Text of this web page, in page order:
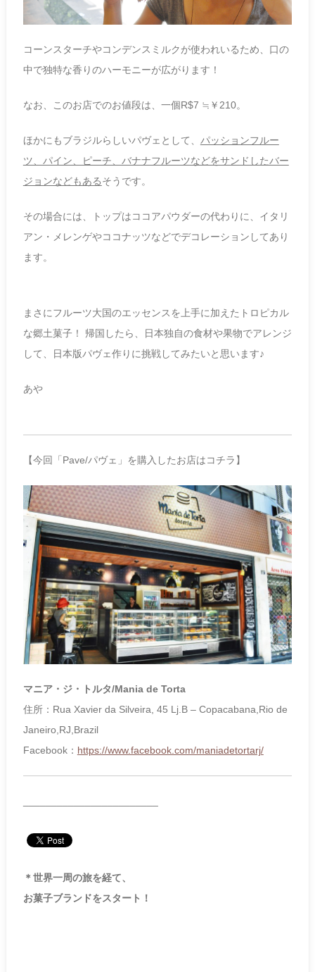
コーンスターチやコンデンスミルクが使われいるため、口の
中で独特な香りのハーモニーが広がります！
なお、このお店でのお値段は、一個R$7 ≒￥210。
ほかにもブラジルらしいパヴェとして、 パッションフルー
ツ、パイン、ピーチ、バナナフルーツなどをサンドしたバー
ジョンなどもあるそうです。
その場合には、トップはココアパウダーの代わりに、イタリ
アン・メレンゲやココナッツなどでデコレーションしてあり
ます。
まさにフルーツ大国のエッセンスを上手に加えたトロピカル
な郷土菓子！ 帰国したら、日本独自の食材や果物でアレンジ
して、日本版パヴェ作りに挑戦してみたいと思います♪
あや
【今回「Pave/パヴェ」を購入したお店はコチラ】
マニア・ジ・トルタ/Mania de Torta
住所：Rua Xavier da Silveira, 45 Lj.B – Copacabana,Rio de
Janeiro,RJ,Brazil
Facebook： https://www.facebook.com/maniadetortarj/
＊世界一周の旅を経て、
お菓子ブランドをスタート！